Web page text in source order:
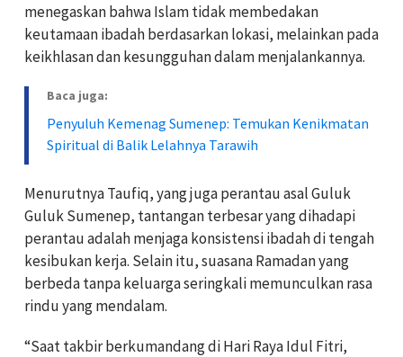
menegaskan bahwa Islam tidak membedakan
keutamaan ibadah berdasarkan lokasi, melainkan pada
keikhlasan dan kesungguhan dalam menjalankannya.
Baca juga:
Penyuluh Kemenag Sumenep: Temukan Kenikmatan
Spiritual di Balik Lelahnya Tarawih
Menurutnya Taufiq, yang juga perantau asal Guluk
Guluk Sumenep, tantangan terbesar yang dihadapi
perantau adalah menjaga konsistensi ibadah di tengah
kesibukan kerja. Selain itu, suasana Ramadan yang
berbeda tanpa keluarga seringkali memunculkan rasa
rindu yang mendalam.
“Saat takbir berkumandang di Hari Raya Idul Fitri,